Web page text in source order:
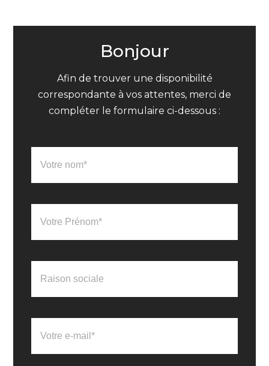
Bonjour
Afin de trouver une disponibilité
correspondante à vos attentes, merci de
compléter le formulaire ci-dessous :